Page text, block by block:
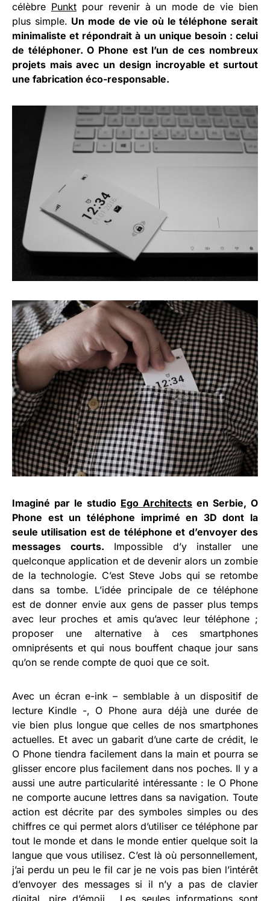
célèbre Punktpour revenir à un mode de vie bien
plus simple. Un mode de vie où le téléphone serait
minimaliste et répondrait à un unique besoin : celui
de téléphoner. O Phone est l’un de ces nombreux
projets mais avec un design incroyable et surtout
une fabrication éco-responsable.
Imaginé par le studio Ego Architects en Serbie, O
Phone est un téléphone imprimé en 3D dont la
seule utilisation est de téléphone et d’envoyer des
messages courts. Impossible d’y installer une
quelconque application et de devenir alors un zombie
de la technologie. C’est Steve Jobs qui se retombe
dans sa tombe. L’idée principale de ce téléphone
est de donner envie aux gens de passer plus temps
avec leur proches et amis qu’avec leur téléphone ;
proposer une alternative à ces smartphones
omniprésents et qui nous bouffent chaque jour sans
qu’on se rende compte de quoi que ce soit.
Avec un écran e-ink – semblable à un dispositif de
lecture Kindle -, O Phone aura déjà une durée de
vie bien plus longue que celles de nos smartphones
actuelles. Et avec un gabarit d’une carte de crédit, le
O Phone tiendra facilement dans la main et pourra se
glisser encore plus facilement dans nos poches. Il y a
aussi une autre particularité intéressante : le O Phone
ne comporte aucune lettres dans sa navigation. Toute
action est décrite par des symboles simples ou des
chiffres ce qui permet alors d’utiliser ce téléphone par
tout le monde et dans le monde entier quelque soit la
langue que vous utilisez. C’est là où personnellement,
j’ai perdu un peu le fil car je ne vois pas bien l’intérêt
d’envoyer des messages si il n’y a pas de clavier
digital, pire d’émoji… Les seules informations sont